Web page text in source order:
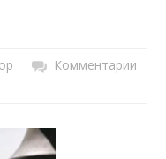
Комментарии